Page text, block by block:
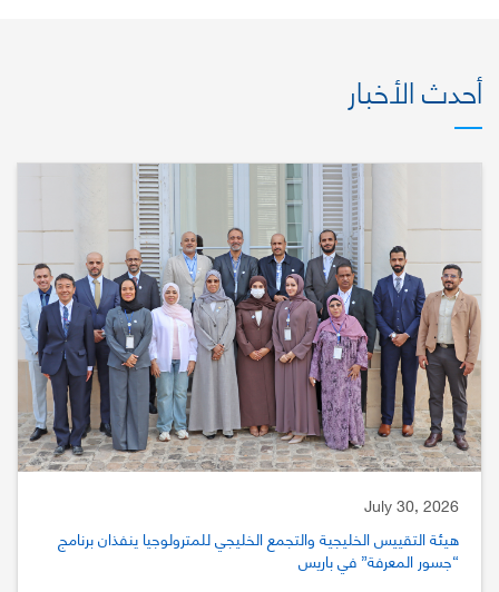
أحدث الأخبار
July 30, 2026
هيئة التقييس الخليجية والتجمع الخليجي للمترولوجيا ينفذان برنامج
“جسور المعرفة” في باريس